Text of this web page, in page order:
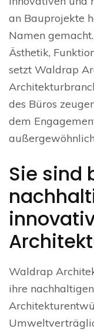
an Bauprojekte
Namen
Ästhetik,
setzt Waldrap
des Büros
dem
Sie sind
Waldrap
ihre